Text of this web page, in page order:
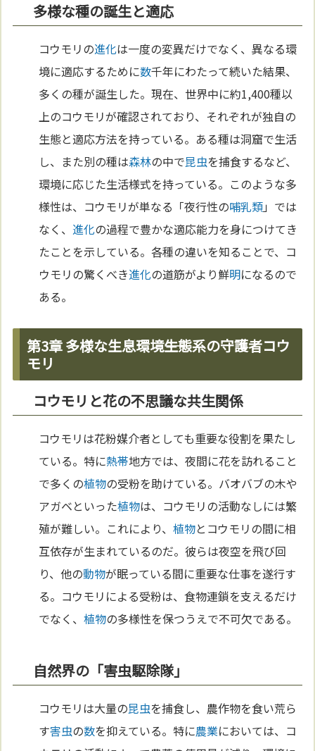
多様な種の誕生と適応
コウモリの進化は一度の変異だけでなく、異なる環
境に適応するために数千年にわたって続いた結果、
多くの種が誕生した。現在、世界中に約1,400種以
上のコウモリが確認されており、それぞれが独自の
生態と適応方法を持っている。ある種は洞窟で生活
し、また別の種は森林の中で昆虫を捕食するなど、
環境に応じた生活様式を持っている。このような多
様性は、コウモリが単なる「夜行性の哺乳類」では
なく、進化の過程で豊かな適応能力を身につけてき
たことを示している。各種の違いを知ることで、コ
ウモリの驚くべき進化の道筋がより鮮明になるので
ある。
第3章 多様な生息環境――生態系の守護者コウ
モリ
コウモリと花の不思議な共生関係
コウモリは花粉媒介者としても重要な役割を果たし
ている。特に熱帯地方では、夜間に花を訪れること
で多くの植物の受粉を助けている。バオバブの木や
アガベといった植物は、コウモリの活動なしには繁
殖が難しい。これにより、植物とコウモリの間に相
互依存が生まれているのだ。彼らは夜空を飛び回
り、他の動物が眠っている間に重要な仕事を遂行す
る。コウモリによる受粉は、食物連鎖を支えるだけ
でなく、植物の多様性を保つうえで不可欠である。
自然界の「害虫駆除隊」
コウモリは大量の昆虫を捕食し、農作物を食い荒ら
す害虫の数を抑えている。特に農業においては、コ